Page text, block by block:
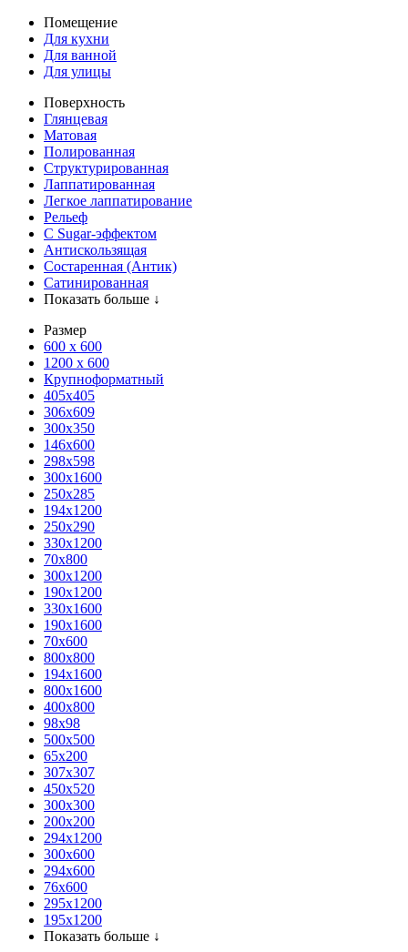
Помещение
Для кухни
Для ванной
Для улицы
Поверхность
Глянцевая
Матовая
Полированная
Структурированная
Лаппатированная
Легкое лаппатирование
Рельеф
С Sugar-эффектом
Антискользящая
Состаренная (Антик)
Сатинированная
Показать больше ↓
Размер
600 х 600
1200 х 600
Крупноформатный
405x405
306x609
300x350
146x600
298x598
300x1600
250x285
194x1200
250x290
330x1200
70x800
300x1200
190x1200
330x1600
190x1600
70x600
800x800
194x1600
800x1600
400х800
98x98
500x500
65x200
307x307
450x520
300x300
200x200
294x1200
300x600
294x600
76х600
295х1200
195х1200
Показать больше ↓